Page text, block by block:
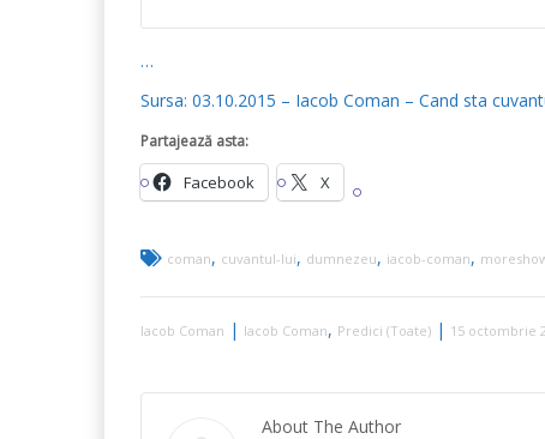
…
Sursa: 03.10.2015 – Iacob Coman – Cand sta
Partajează asta:
Facebook X
coman, cuvantul-lui, dumnezeu, iacob-coman,
Iacob Coman | Iacob Coman, Predici (Toate) | 15 octombrie
About The Author